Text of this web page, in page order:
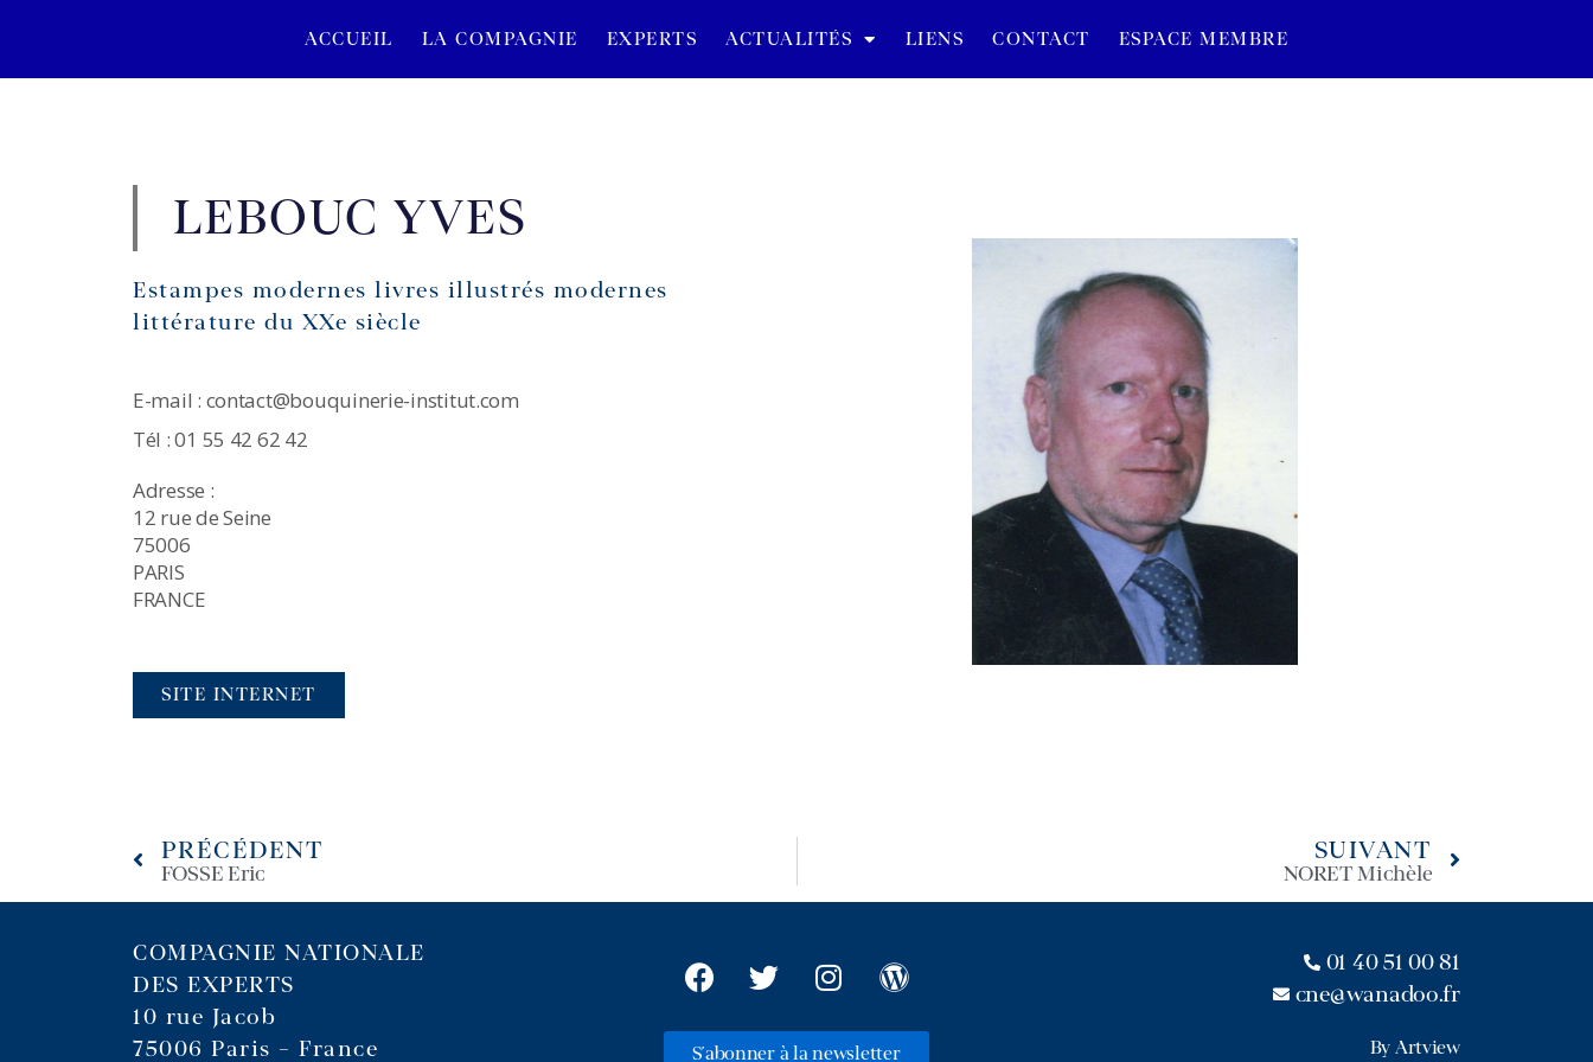
ACCUEIL LA COMPAGNIE EXPERTS ACTUALITÉS LIENS CONTACT ESPACE MEMBRE
LEBOUC YVES
Estampes modernes livres illustrés modernes
littérature du XXe siècle
E-mail : contact@bouquinerie-institut.com
Tél : 01 55 42 62 42
Adresse :
12 rue de Seine
75006
PARIS
FRANCE
SITE INTERNET
PRÉCÉDENT
FOSSE Eric
SUIVANT
NORET Michèle
COMPAGNIE NATIONALE
DES EXPERTS
10 rue Jacob
75006 Paris – France
S'abonner à la newsletter
01 40 51 00 81
cne@wanadoo.fr
By Artview